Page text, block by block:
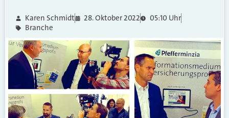
Karen Schmidt 28. Oktober 2022
05:10 Uhr
Branche